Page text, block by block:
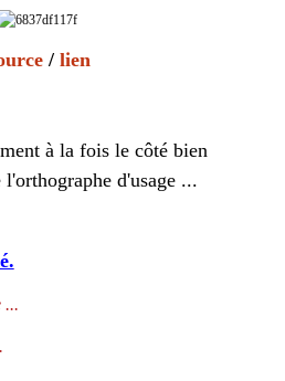
/ lien
à la fois le côté bien
l'orthographe d'usage...
...